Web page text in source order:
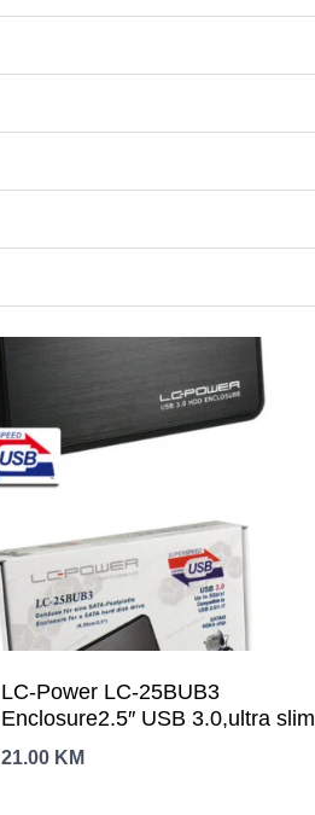
LC-Power LC-25BUB3
Enclosure2.5″ USB 3.0,ultra slim
21.00 KM